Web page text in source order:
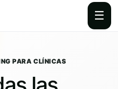
☰
PARA CLÍNICAS